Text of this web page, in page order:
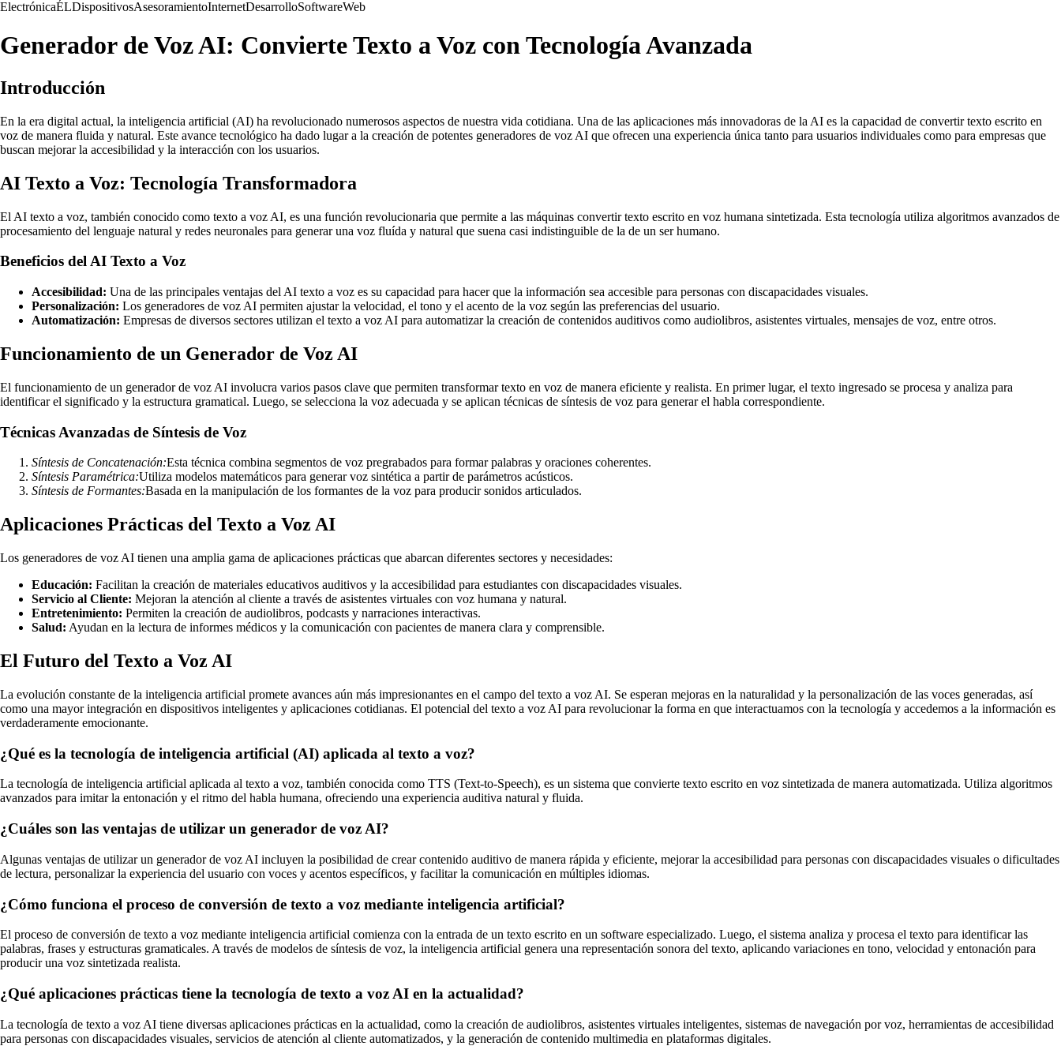
ElectrónicaÉLDispositivosAsesoramientoInternetDesarrolloSoftwareWeb
Generador de Voz AI: Convierte Texto a Voz con Tecnología Avanzada
Introducción
En la era digital actual, la inteligencia artificial (AI) ha revolucionado numerosos aspectos de nuestra vida cotidiana. Una de las aplicaciones más innovadoras de la AI es la capacidad de convertir texto escrito en
voz de manera fluida y natural. Este avance tecnológico ha dado lugar a la creación de potentes generadores de voz AI que ofrecen una experiencia única tanto para usuarios individuales como para empresas que
buscan mejorar la accesibilidad y la interacción con los usuarios.
AI Texto a Voz: Tecnología Transformadora
El AI texto a voz, también conocido como texto a voz AI, es una función revolucionaria que permite a las máquinas convertir texto escrito en voz humana sintetizada. Esta tecnología utiliza algoritmos avanzados de
procesamiento del lenguaje natural y redes neuronales para generar una voz fluída y natural que suena casi indistinguible de la de un ser humano.
Beneficios del AI Texto a Voz
Accesibilidad: Una de las principales ventajas del AI texto a voz es su capacidad para hacer que la información sea accesible para personas con discapacidades visuales.
Personalización: Los generadores de voz AI permiten ajustar la velocidad, el tono y el acento de la voz según las preferencias del usuario.
Automatización: Empresas de diversos sectores utilizan el texto a voz AI para automatizar la creación de contenidos auditivos como audiolibros, asistentes virtuales, mensajes de voz, entre otros.
Funcionamiento de un Generador de Voz AI
El funcionamiento de un generador de voz AI involucra varios pasos clave que permiten transformar texto en voz de manera eficiente y realista. En primer lugar, el texto ingresado se procesa y analiza para
identificar el significado y la estructura gramatical. Luego, se selecciona la voz adecuada y se aplican técnicas de síntesis de voz para generar el habla correspondiente.
Técnicas Avanzadas de Síntesis de Voz
Síntesis de Concatenación:Esta técnica combina segmentos de voz pregrabados para formar palabras y oraciones coherentes.
Síntesis Paramétrica:Utiliza modelos matemáticos para generar voz sintética a partir de parámetros acústicos.
Síntesis de Formantes:Basada en la manipulación de los formantes de la voz para producir sonidos articulados.
Aplicaciones Prácticas del Texto a Voz AI
Los generadores de voz AI tienen una amplia gama de aplicaciones prácticas que abarcan diferentes sectores y necesidades:
Educación: Facilitan la creación de materiales educativos auditivos y la accesibilidad para estudiantes con discapacidades visuales.
Servicio al Cliente: Mejoran la atención al cliente a través de asistentes virtuales con voz humana y natural.
Entretenimiento: Permiten la creación de audiolibros, podcasts y narraciones interactivas.
Salud: Ayudan en la lectura de informes médicos y la comunicación con pacientes de manera clara y comprensible.
El Futuro del Texto a Voz AI
La evolución constante de la inteligencia artificial promete avances aún más impresionantes en el campo del texto a voz AI. Se esperan mejoras en la naturalidad y la personalización de las voces generadas, así
como una mayor integración en dispositivos inteligentes y aplicaciones cotidianas. El potencial del texto a voz AI para revolucionar la forma en que interactuamos con la tecnología y accedemos a la información es
verdaderamente emocionante.
¿Qué es la tecnología de inteligencia artificial (AI) aplicada al texto a voz?
La tecnología de inteligencia artificial aplicada al texto a voz, también conocida como TTS (Text-to-Speech), es un sistema que convierte texto escrito en voz sintetizada de manera automatizada. Utiliza algoritmos
avanzados para imitar la entonación y el ritmo del habla humana, ofreciendo una experiencia auditiva natural y fluida.
¿Cuáles son las ventajas de utilizar un generador de voz AI?
Algunas ventajas de utilizar un generador de voz AI incluyen la posibilidad de crear contenido auditivo de manera rápida y eficiente, mejorar la accesibilidad para personas con discapacidades visuales o dificultades
de lectura, personalizar la experiencia del usuario con voces y acentos específicos, y facilitar la comunicación en múltiples idiomas.
¿Cómo funciona el proceso de conversión de texto a voz mediante inteligencia artificial?
El proceso de conversión de texto a voz mediante inteligencia artificial comienza con la entrada de un texto escrito en un software especializado. Luego, el sistema analiza y procesa el texto para identificar las
palabras, frases y estructuras gramaticales. A través de modelos de síntesis de voz, la inteligencia artificial genera una representación sonora del texto, aplicando variaciones en tono, velocidad y entonación para
producir una voz sintetizada realista.
¿Qué aplicaciones prácticas tiene la tecnología de texto a voz AI en la actualidad?
La tecnología de texto a voz AI tiene diversas aplicaciones prácticas en la actualidad, como la creación de audiolibros, asistentes virtuales inteligentes, sistemas de navegación por voz, herramientas de accesibilidad
para personas con discapacidades visuales, servicios de atención al cliente automatizados, y la generación de contenido multimedia en plataformas digitales.